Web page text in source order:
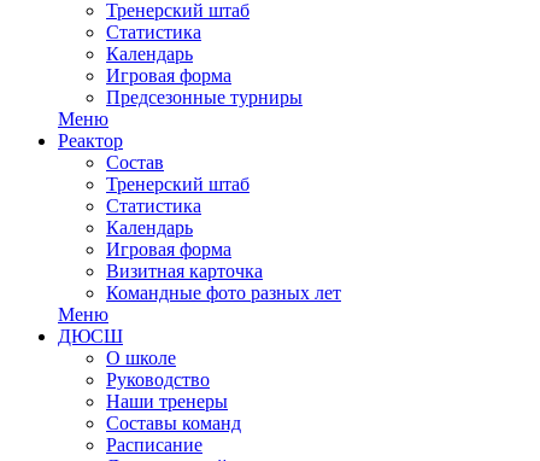
Тренерский штаб
Статистика
Календарь
Игровая форма
Предсезонные турниры
Меню
Реактор
Состав
Тренерский штаб
Статистика
Календарь
Игровая форма
Визитная карточка
Командные фото разных лет
Меню
ДЮСШ
О школе
Руководство
Наши тренеры
Составы команд
Расписание